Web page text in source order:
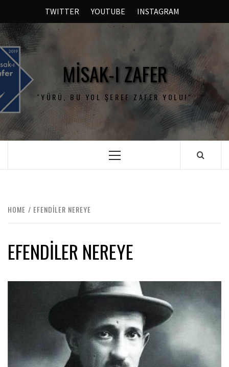
TWITTER YOUTUBE INSTAGRAM
MISAK-I ZAFER
"YÜRÜ, BU YOL ŞEREF ZAFER YOLU!"
HOME EFENDILER NEREYE
EFENDILER NEREYE